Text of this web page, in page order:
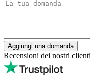
Aggiungi una domanda
Recensioni dei nostri clienti